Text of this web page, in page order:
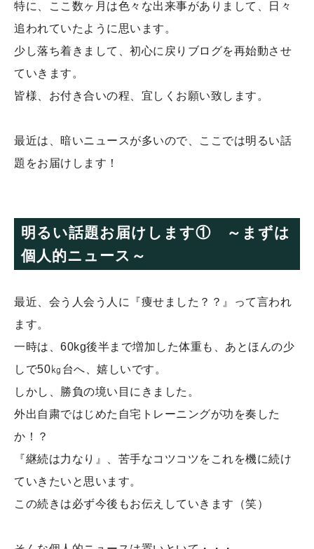
特に、ここ数ヶ月は色々な出来事がありまして、日々
追われていたように思います。
少し落ち着きまして、初心に戻りブログを再始動させ
ていきます。
皆様、お付き合いの程、宜しくお願い致します。
最近は、暗いニュースが多いので、ここでは明るい話
題をお届けします！
明るい話題お届けします① ～まずは
個人的ニュース～
最近、会う人会う人に『痩せました？？』って言われ
ます。
一時は、60kg後半まで増加した体重も、あとほんの少
しで50㎏台へ、嬉しいです。
しかし、勝負の境い目にきました。
外出自粛ではじめた自宅トレーニングが功を奏した
か！？
『継続は力なり』、苦手なコツコツをこれを機に続け
ていきたいと思います。
この続きは必ず今後もお伝えしていきます（笑）